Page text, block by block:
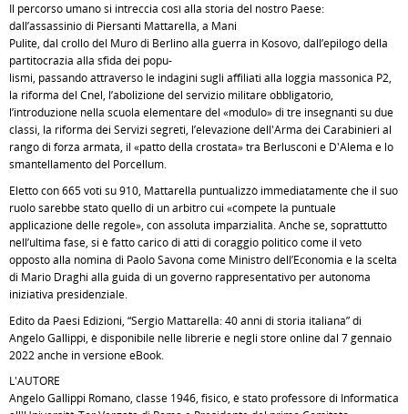
Il percorso umano si intreccia così alla storia del nostro Paese:
dall’assassinio di Piersanti Mattarella, a Mani
Pulite, dal crollo del Muro di Berlino alla guerra in Kosovo, dall’epilogo della
partitocrazia alla sfida dei popu-
lismi, passando attraverso le indagini sugli affiliati alla loggia massonica P2,
la riforma del Cnel, l’abolizione del servizio militare obbligatorio,
l’introduzione nella scuola elementare del «modulo» di tre insegnanti su due
classi, la riforma dei Servizi segreti, l’elevazione dell'Arma dei Carabinieri al
rango di forza armata, il «patto della crostata» tra Berlusconi e D'Alema e lo
smantellamento del Porcellum.
Eletto con 665 voti su 910, Mattarella puntualizzò immediatamente che il suo
ruolo sarebbe stato quello di un arbitro cui «compete la puntuale
applicazione delle regole», con assoluta imparzialità. Anche se, soprattutto
nell’ultima fase, si è fatto carico di atti di coraggio politico come il veto
opposto alla nomina di Paolo Savona come Ministro dell’Economia e la scelta
di Mario Draghi alla guida di un governo rappresentativo per autonoma
iniziativa presidenziale.
Edito da Paesi Edizioni, “Sergio Mattarella: 40 anni di storia italiana” di
Angelo Gallippi, è disponibile nelle librerie e negli store online dal 7 gennaio
2022 anche in versione eBook.
L'AUTORE
Angelo Gallippi Romano, classe 1946, fisico, è stato professore di Informatica